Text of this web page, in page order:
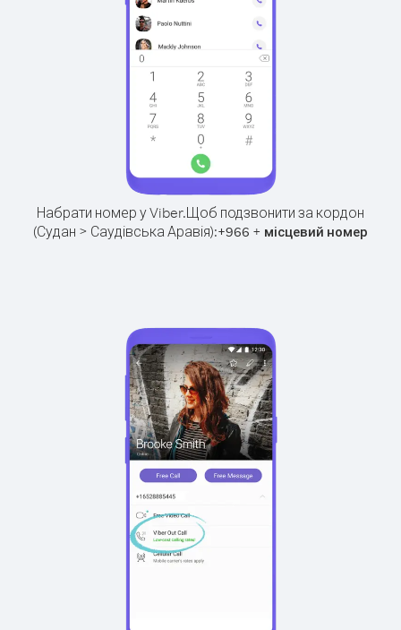
Набрати номер у Viber.Щоб подзвонити за кордон
(Судан > Саудівська Аравія):+966 + місцевий номер